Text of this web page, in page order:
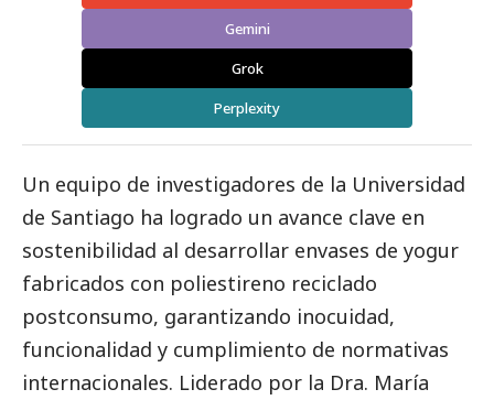
Gemini
Grok
Perplexity
Un equipo de investigadores de la Universidad
de Santiago ha logrado un avance clave en
sostenibilidad al desarrollar envases de yogur
fabricados con poliestireno reciclado
postconsumo, garantizando inocuidad,
funcionalidad y cumplimiento de normativas
internacionales. Liderado por la Dra. María